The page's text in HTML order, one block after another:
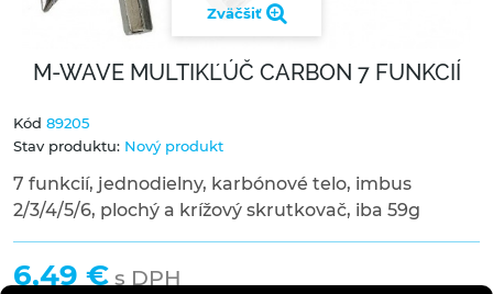
Zväčšiť
M-WAVE MULTIKĽÚČ CARBON 7 FUNKCIÍ
Kód 89205
Stav produktu: Nový produkt
7 funkcií, jednodielny, karbónové telo, imbus
2/3/4/5/6, plochý a krížový skrutkovač, iba 59g
6,49 € s DPH